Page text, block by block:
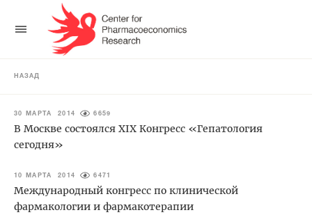
НАЗАД
30 МАРТА 2014 6659
В Москве состоялся XIX Конгресс «Гепатология
сегодня»
10 МАРТА 2014 6471
Международный конгресс по клинической
фармакологии и фармакотерапии